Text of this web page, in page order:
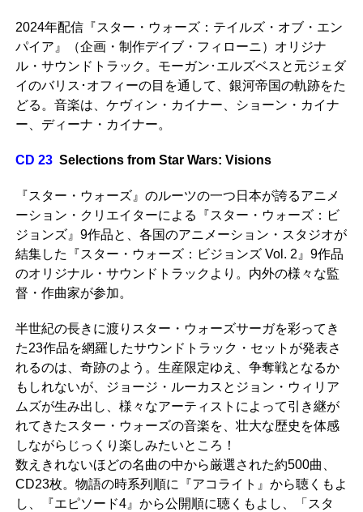
2024年配信『スター・ウォーズ：テイルズ・オブ・エン
パイア』（企画・制作デイブ・フィローニ）オリジナ
ル・サウンドトラック。モーガン･エルズベスと元ジェダ
イのバリス･オフィーの目を通して、銀河帝国の軌跡をた
どる。音楽は、ケヴィン・カイナー、ショーン・カイナ
ー、ディーナ・カイナー。
CD 23Selections from Star Wars: Visions
『スター・ウォーズ』のルーツの一つ日本が誇るアニメ
ーション・クリエイターによる『スター・ウォーズ：ビ
ジョンズ』9作品と、各国のアニメーション・スタジオが
結集した『スター・ウォーズ：ビジョンズ Vol. 2』9作品
のオリジナル・サウンドトラックより。内外の様々な監
督・作曲家が参加。
半世紀の長きに渡りスター・ウォーズサーガを彩ってき
た23作品を網羅したサウンドトラック・セットが発表さ
れるのは、奇跡のよう。生産限定ゆえ、争奪戦となるか
もしれないが、ジョージ・ルーカスとジョン・ウィリア
ムズが生み出し、様々なアーティストによって引き継が
れてきたスター・ウォーズの音楽を、壮大な歴史を体感
しながらじっくり楽しみたいところ！
数えきれないほどの名曲の中から厳選された約500曲、
CD23枚。物語の時系列順に『アコライト』から聴くもよ
し、『エピソード4』から公開順に聴くもよし、「スタ